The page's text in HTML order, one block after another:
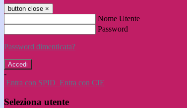
button close ×
Nome Utente
Password
Password dimenticata?
-
Entra con SPID Entra con CIE
Seleziona utente